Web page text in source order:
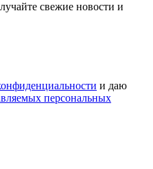
свежие новости и
и даю
персональных